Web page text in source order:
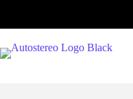
innehåll